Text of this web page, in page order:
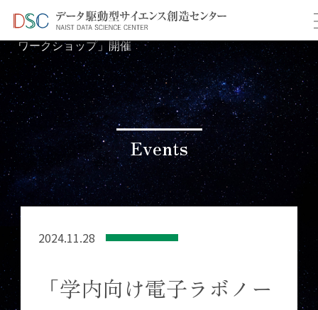
TOP ＞ イベント情報
＞ 「学内向け電子ラボノート
ワークショップ」開催
Events
2024.11.28
「学内向け電子ラボノー